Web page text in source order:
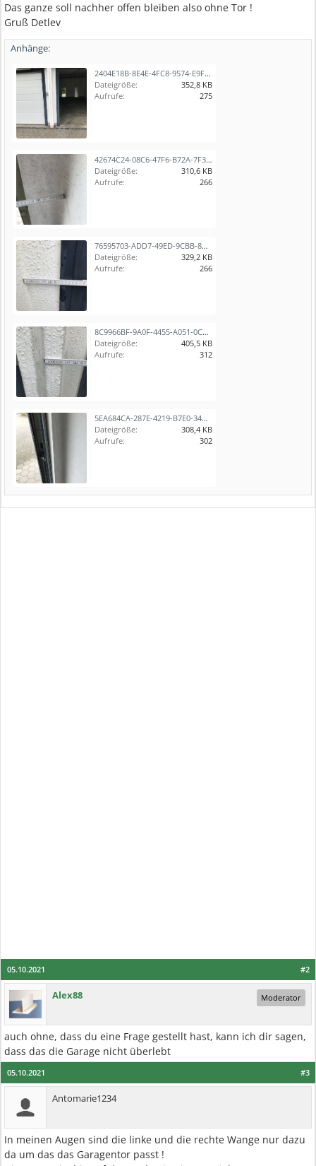
Das ganze soll nachher offen bleiben also ohne Tor !
Gruß Detlev
Anhänge:
2404E18B-8E4E-4FC8-9574-E9FDEFE5E6DB.jpeg
Dateigröße:
352,8 KB
Aufrufe:
275
42674C24-08C6-47F6-B72A-7F31947A33C3.jpeg
Dateigröße:
310,6 KB
Aufrufe:
266
76595703-ADD7-49ED-9CBB-8B66A1B43534.jpeg
Dateigröße:
329,2 KB
Aufrufe:
266
8C9966BF-9A0F-4455-A051-0C53D30D39A4.jpeg
Dateigröße:
405,5 KB
Aufrufe:
312
5EA684CA-287E-4219-B7E0-34AD8A9E219E.jpeg
Dateigröße:
308,4 KB
Aufrufe:
302
#2
05.10.2021
Alex88 Moderator
auch ohne, dass du eine Frage gestellt hast, kann ich dir sagen,
dass das die Garage nicht überlebt
#3
05.10.2021
Antomarie1234
In meinen Augen sind die linke und die rechte Wange nur dazu
da um das das Garagentor passt !